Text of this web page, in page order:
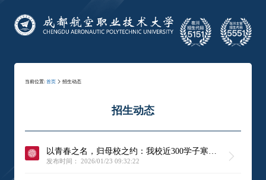
当前位置: 首页 招生动态
招生动态
以青春之名，归母校之约：我校近300学子寒假
返乡开展本科招生宣传
发布时间： 2026/01/23 09:32:22